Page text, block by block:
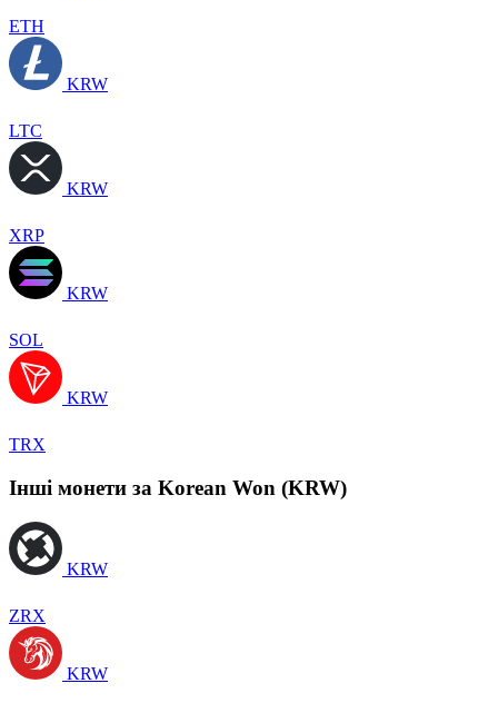
ETH
KRW
LTC
KRW
XRP
KRW
SOL
KRW
TRX
Інші монети за Korean Won (KRW)
KRW
ZRX
KRW